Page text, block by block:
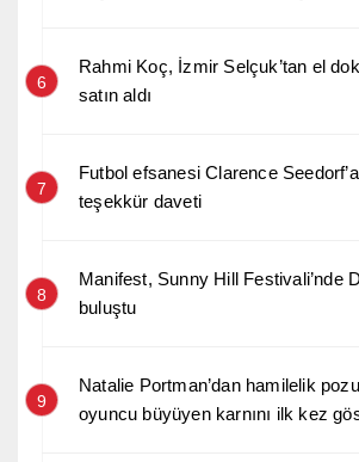
6
Rahmi Koç, İzmir Selçuk’tan el
satın aldı
7
Futbol efsanesi Clarence
teşekkür daveti
8
Manifest, Sunny Hill Festivali’nde
buluştu
9
Natalie Portman’dan hamilelik
oyuncu büyüyen karnını ilk kez